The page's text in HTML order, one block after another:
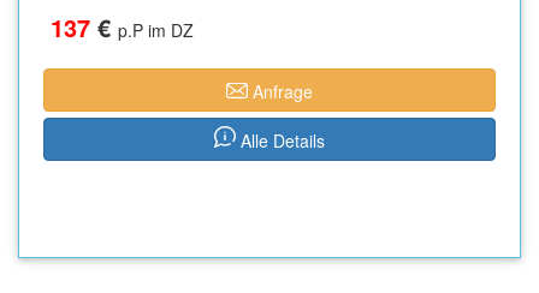
137 € p.P im DZ
Anfrage
Alle Details